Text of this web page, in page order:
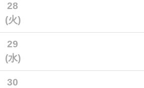
28
(火)
29
(水)
30